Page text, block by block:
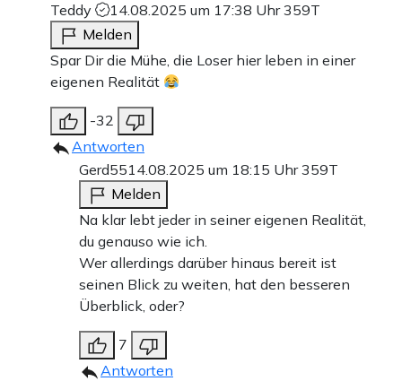
Teddy
14.08.2025 um 17:38 Uhr359T
Melden
Spar Dir die Mühe, die Loser hier leben in einer
eigenen Realität
-32
Antworten
Gerd5514.08.2025 um 18:15 Uhr359T
Melden
Na klar lebt jeder in seiner eigenen Realität,
du genauso wie ich.
Wer allerdings darüber hinaus bereit ist
seinen Blick zu weiten, hat den besseren
Überblick, oder?
7
Antworten